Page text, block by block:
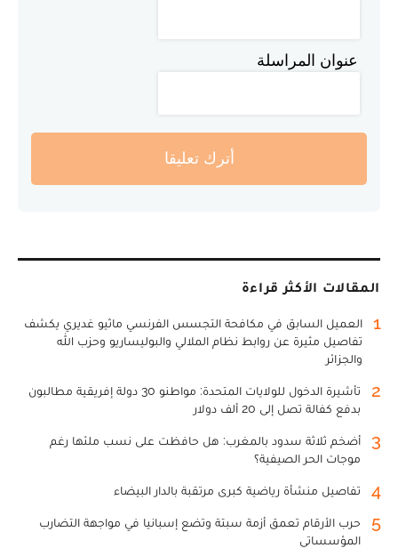
عنوان المراسلة
أترك تعليقا
المقالات الأكثر قراءة
1
العميل السابق في مكافحة التجسس الفرنسي ماثيو غديري يكشف
تفاصيل مثيرة عن روابط نظام الملالي والبوليساريو وحزب الله
والجزائر
2
تأشيرة الدخول للولايات المتحدة: مواطنو 30 دولة إفريقية مطالبون
بدفع كفالة تصل إلى 20 ألف دولار
3
أضخم ثلاثة سدود بالمغرب: هل حافظت على نسب ملئها رغم
موجات الحر الصيفية؟
4 تفاصيل منشأة رياضية كبرى مرتقبة بالدار البيضاء
5
حرب الأرقام تعمق أزمة سبتة وتضع إسبانيا في مواجهة التضارب
المؤسساتي